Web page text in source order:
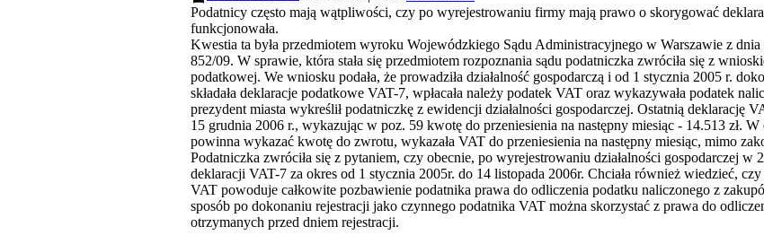
Podatnicy często mają wątpliwości, czy po wyrejestrowaniu firmy mają prawo o skorygować
funkcjonowała.
Kwestia ta była przedmiotem wyroku Wojewódzkiego Sądu Administracyjnego w Warszawie z
852/09. W sprawie, która stała się przedmiotem rozpoznania sądu podatniczka zwróciła się z
podatkowej. We wniosku podała, że prowadziła działalność gospodarczą i od 1 stycznia 2005 r.
składała deklaracje podatkowe VAT-7, wpłacała należy podatek VAT oraz wykazywała podatek
prezydent miasta wykreślił podatniczkę z ewidencji działalności gospodarczej. Ostatnią deklarację
15 grudnia 2006 r., wykazując w poz. 59 kwotę do przeniesienia na następny miesiąc - 14.513 zł.
powinna wykazać kwotę do zwrotu, wykazała VAT do przeniesienia na następny miesiąc, mimo
Podatniczka zwróciła się z pytaniem, czy obecnie, po wyrejestrowaniu działalności gospodarczej w
deklaracji VAT-7 za okres od 1 stycznia 2005r. do 14 listopada 2006r. Chciała również wiedzieć,
VAT powoduje całkowite pozbawienie podatnika prawa do odliczenia podatku naliczonego z
sposób po dokonaniu rejestracji jako czynnego podatnika VAT można skorzystać z prawa do
otrzymanych przed dniem rejestracji.